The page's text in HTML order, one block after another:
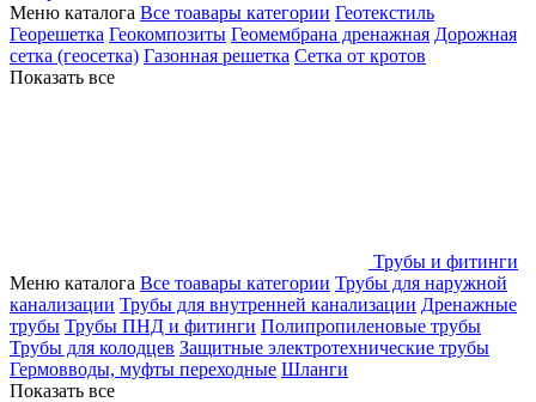
Меню каталога Все тоавары категории Геотекстиль
Георешетка Геокомпозиты Геомембрана дренажная Дорожная
сетка (геосетка) Газонная решетка Сетка от кротов
Показать все
Трубы и фитинги
Меню каталога Все тоавары категории Трубы для наружной
канализации Трубы для внутренней канализации Дренажные
трубы Трубы ПНД и фитинги Полипропиленовые трубы
Трубы для колодцев Защитные электротехнические трубы
Гермовводы, муфты переходные Шланги
Показать все